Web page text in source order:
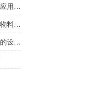
· 输送距离是评估螺旋输送机性能和应用范围的重要指标之一
· 绞龙输送机：良好的密封性能确保物料输送顺畅
· 螺旋输送机的输送高度是一个重要的设计参数